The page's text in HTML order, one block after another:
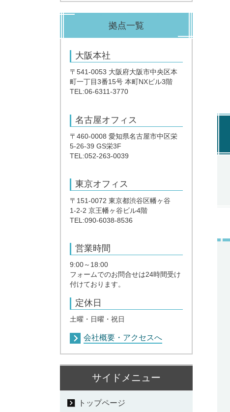
拠点一覧
大阪本社
〒541-0053 大阪府大阪市中央区本
町一丁目3番15号 本町NXビル3階
TEL:06-6311-3770
名古屋オフィス
〒460-0008 愛知県名古屋市中区栄
5-26-39 GS栄3F
TEL:052-263-0039
東京オフィス
〒151-0072 東京都渋谷区幡ヶ谷
1-2-2 京王幡ヶ谷ビル4階
TEL:090-6038-8536
営業時間
9:00～18:00
フォームでのお問合せは24時間受け
付けております。
定休日
土曜・日曜・祝日
会社概要・アクセスへ
サイドメニュー
トップページ